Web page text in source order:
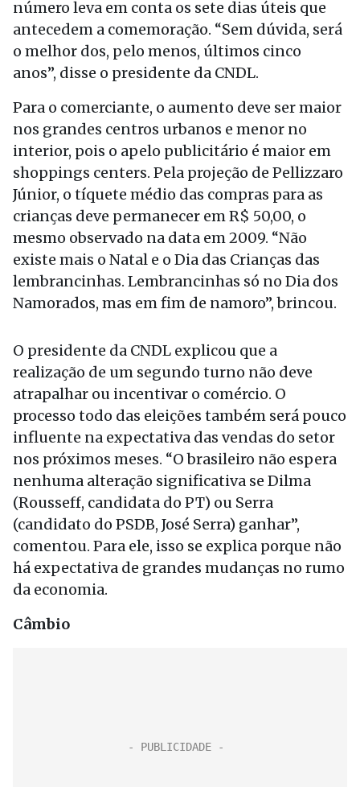
número leva em conta os sete dias úteis que
antecedem a comemoração. “Sem dúvida, será
o melhor dos, pelo menos, últimos cinco
anos”, disse o presidente da CNDL.
Para o comerciante, o aumento deve ser maior
nos grandes centros urbanos e menor no
interior, pois o apelo publicitário é maior em
shoppings centers. Pela projeção de Pellizzaro
Júnior, o tíquete médio das compras para as
crianças deve permanecer em R$ 50,00, o
mesmo observado na data em 2009. “Não
existe mais o Natal e o Dia das Crianças das
lembrancinhas. Lembrancinhas só no Dia dos
Namorados, mas em fim de namoro”, brincou.
O presidente da CNDL explicou que a
realização de um segundo turno não deve
atrapalhar ou incentivar o comércio. O
processo todo das eleições também será pouco
influente na expectativa das vendas do setor
nos próximos meses. “O brasileiro não espera
nenhuma alteração significativa se Dilma
(Rousseff, candidata do PT) ou Serra
(candidato do PSDB, José Serra) ganhar”,
comentou. Para ele, isso se explica porque não
há expectativa de grandes mudanças no rumo
da economia.
Câmbio